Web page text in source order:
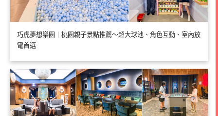
巧虎夢想樂園｜桃園親子景點推薦～超大球池、角色互動、室內放
電首選